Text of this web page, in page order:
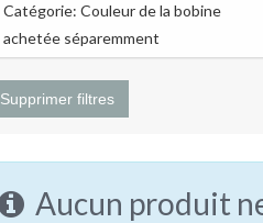
Catégorie: Couleur de la bobine
achetée séparemment
Supprimer filtres
Aucun produit